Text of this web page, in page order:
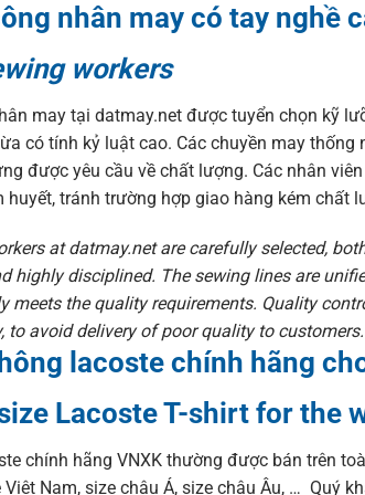
nhân may có tay nghề
workers
may tại datmay.net được tuyển chọn kỹ
có tính kỷ luật cao. Các chuyền may thống
được yêu cầu về chất lượng. Các nhân
huyết, tránh trường hợp giao hàng kém chất
at datmay.net are carefully selected,
highly disciplined. The sewing lines are
meets the quality requirements. Quality
to avoid delivery of poor quality to customers.
lacoste chính hãng
Lacoste T-shirt for the
chính hãng VNXK thường được bán trên
Việt Nam, size châu Á, size châu Âu, … Quý